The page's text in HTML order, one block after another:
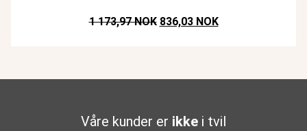
1 173,97 NOK Opprinnelig pris var: NOK
836,03 NOKNåværende pris
Våre kunder er ikke i tvil